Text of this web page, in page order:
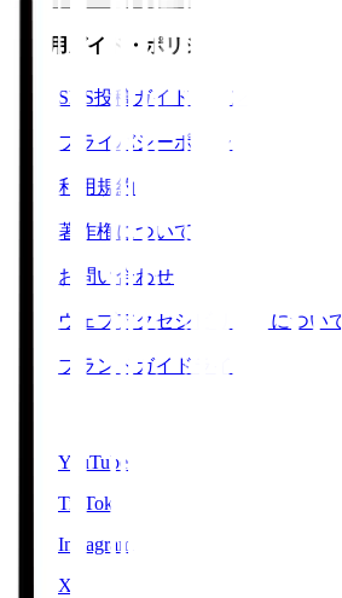
ご利用ガイド・ポリシー
SNS投稿ガイドライン
プライバシーポリシー
利用規約
著作権について
お問い合わせ
ウェブアクセシビリティについて
ブランドガイドライン
YouTube
TikTok
Instagram
X